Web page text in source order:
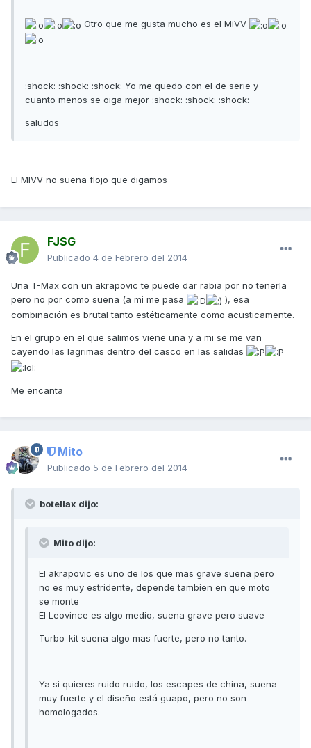
Otro que me gusta mucho es el MiVV
:shock: :shock: :shock: Yo me quedo con el de serie y
cuanto menos se oiga mejor :shock: :shock: :shock:
saludos
El MIVV no suena flojo que digamos
FJSG
Publicado 4 de Febrero del 2014
Una T-Max con un akrapovic te puede dar rabia por no tenerla
pero no por como suena (a mi me pasa
), esa
combinación es brutal tanto estéticamente como acusticamente.
En el grupo en el que salimos viene una y a mi se me van
cayendo las lagrimas dentro del casco en las salidas
Me encanta
Mito
Publicado 5 de Febrero del 2014
botellax dijo:
Mito dijo:
El akrapovic es uno de los que mas grave suena pero
no es muy estridente, depende tambien en que moto
se monte
El Leovince es algo medio, suena grave pero suave
Turbo-kit suena algo mas fuerte, pero no tanto.
Ya si quieres ruido ruido, los escapes de china, suena
muy fuerte y el diseño está guapo, pero no son
homologados.